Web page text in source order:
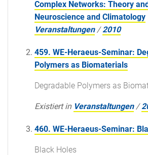
Complex Networks: Theory
Neuroscience and Climatology
Veranstaltungen /2010
459. WE-Heraeus-Seminar:
Polymers as Biomaterials
Degradable Polymers as
Existiert in Veranstaltungen /
460. WE-Heraeus-Seminar:
Black Holes